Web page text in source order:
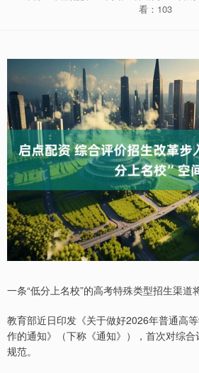
看：103
一条“低分上名校”的高考特殊类型招生渠道
教育部近日印发《关于做好2026年普通高
作的通知》（下称《通知》），首次对综
规范。